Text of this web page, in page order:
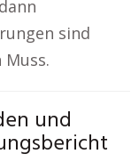
sind
und